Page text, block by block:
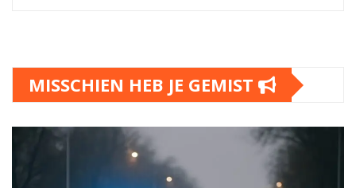
MISSCHIEN HEB JE GEMIST